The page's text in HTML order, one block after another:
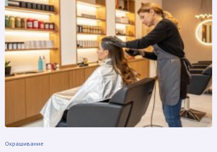
Окрашивание